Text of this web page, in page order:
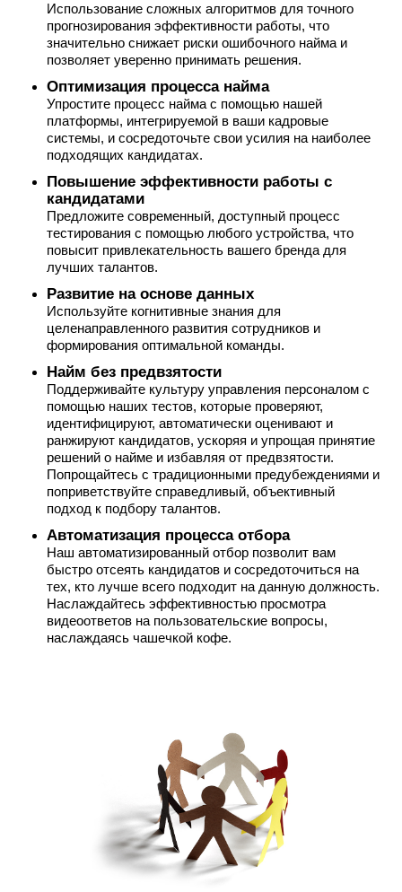
Использование сложных алгоритмов для точного
прогнозирования эффективности работы, что
значительно снижает риски ошибочного найма и
позволяет уверенно принимать решения.
Оптимизация процесса найма
Упростите процесс найма с помощью нашей
платформы, интегрируемой в ваши кадровые
системы, и сосредоточьте свои усилия на наиболее
подходящих кандидатах.
Повышение эффективности работы с
кандидатами
Предложите современный, доступный процесс
тестирования с помощью любого устройства, что
повысит привлекательность вашего бренда для
лучших талантов.
Развитие на основе данных
Используйте когнитивные знания для
целенаправленного развития сотрудников и
формирования оптимальной команды.
Найм без предвзятости
Поддерживайте культуру управления персоналом с
помощью наших тестов, которые проверяют,
идентифицируют, автоматически оценивают и
ранжируют кандидатов, ускоряя и упрощая принятие
решений о найме и избавляя от предвзятости.
Попрощайтесь с традиционными предубеждениями и
поприветствуйте справедливый, объективный
подход к подбору талантов.
Автоматизация процесса отбора
Наш автоматизированный отбор позволит вам
быстро отсеять кандидатов и сосредоточиться на
тех, кто лучше всего подходит на данную должность.
Наслаждайтесь эффективностью просмотра
видеоответов на пользовательские вопросы,
наслаждаясь чашечкой кофе.